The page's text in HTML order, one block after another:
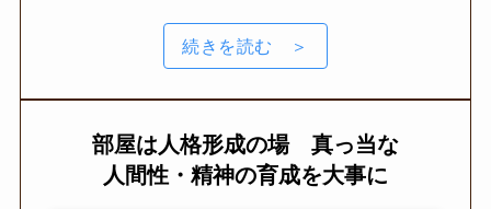
続きを読む ＞
部屋は人格形成の場
真っ当な
人間性・精神の育成を大事に